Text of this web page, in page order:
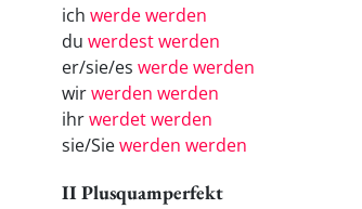
ich werde werden
du werdest werden
er/sie/es werde werden
wirwerden werden
ihrwerdet werden
sie/Siewerden werden
II Plusquamperfekt